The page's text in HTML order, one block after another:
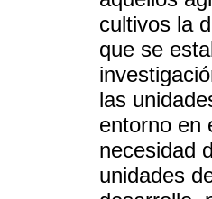
cultivos la
que se
las
entorno en
necesidad
unidades